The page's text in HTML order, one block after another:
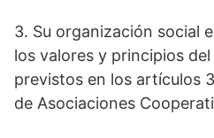
3. Su organización social
los valores y principios
previstos en los artículos
de Asociaciones